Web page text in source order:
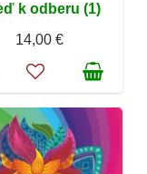
k odberu (1)
14,00 €